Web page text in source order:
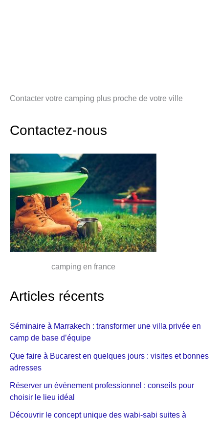
Contacter votre camping plus proche de votre ville
Contactez-nous
camping en france
Articles récents
Séminaire à Marrakech : transformer une villa privée en
camp de base d’équipe
Que faire à Bucarest en quelques jours : visites et bonnes
adresses
Réserver un événement professionnel : conseils pour
choisir le lieu idéal
Découvrir le concept unique des wabi-sabi suites à